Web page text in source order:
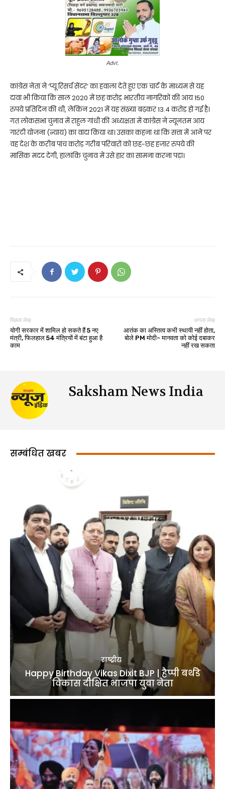
Advt.
कांग्रेस नेता ने ‘प्यू रिसर्च सेंटर’ का हवाला देते हुए एक चार्ट के माध्यम से यह
दावा भी किया कि साल 2020 में छह करोड़ भारतीय नागरिकों की आय 150
रुपये प्रतिदिन की थी, लेकिन 2021 में यह संख्या बढ़कर 13.4 करोड़ हो गई है।
गत लोकसभा चुनाव में राहुल गांधी की अध्यक्षता में कांग्रेस ने न्यूनतम आय
गारंटी योजना (न्याय) का वादा किया था। उसका कहना था कि सत्ता में आने पर
वह देश के करीब पांच करोड़ गरीब परिवारों को छह-छह हजार रुपये की
मासिक मदद देगी, हालांकि चुनाव में उसे हार का सामना करना पड़ा।
पिछला लेख
योगी सरकार में शामिल हो सकते हैं 5 नए
मंत्री, फिलहाल 54 मंत्रियों में बंटा हुआ है
काम
अगला लेख
आतंक का अस्तित्व कभी स्थायी नहीं होता,
बोले PM मोदी- मानवता को कोई दबाकर
नहीं रख सकता
Saksham News India
सम्बंधित खबर
राष्ट्रीय
Happy Birthday Vikas Dixit BJP | हैप्पी बर्थडे
विकास दीक्षित भाजपा युवा नेता